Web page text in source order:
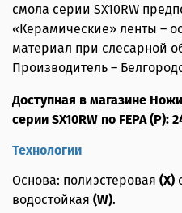
смола серии SX10RW
«Керамические» ленты –
материал при слесарной
Производитель –
Доступная в магазине
серии SX10RW по FEPA (P):
Технологии
Основа: полиэстеровая (X)
водостойкая (W).